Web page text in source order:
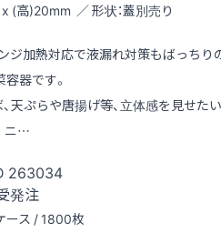
(高)20mm ／ 形状：蓋別売り
ジ加熱対応で液漏れ対策もばっちり
器です。
天ぷらや唐揚げ等、立体感を見せた
ニ…
263034
発注
ース / 1800枚